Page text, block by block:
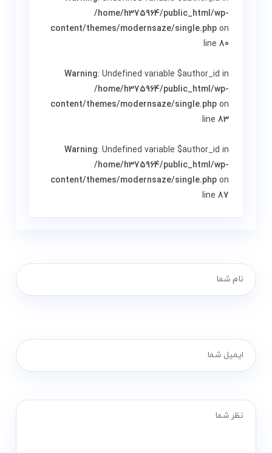
/home/h375964/public_html/wp-
content/themes/modernsaze/single.phpon
line80
Warning: Undefined variable $author_id in
/home/h375964/public_html/wp-
content/themes/modernsaze/single.phpon
line83
Warning: Undefined variable $author_id in
/home/h375964/public_html/wp-
content/themes/modernsaze/single.phpon
line87